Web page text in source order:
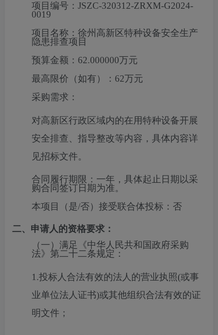
项目编号： JSZC-320312-ZRXM-G2024-
0019
项目名称： 徐州高新区特种设备安全生产
隐患排查项目
预算金额： 62.000000万元
最高限价（如有）： 62万元
采购需求：
对高新 区行政区域内的在用特种设备开展
安全排查、指导整改等内容，具体内容详
见招标文件。
合同履行期限： 一年，具体起止日期以采
购合同签订日期为准。
本项目（是/否）接受联合体投标： 否
二、申请人的资格要求：
（一）满足《中华人民共和国政府采购
法》第二十二条规定：
1.投标人合法有效的法人的营业执照(或事
业单位法人证书)或其他组织合法有效的证
明文件；